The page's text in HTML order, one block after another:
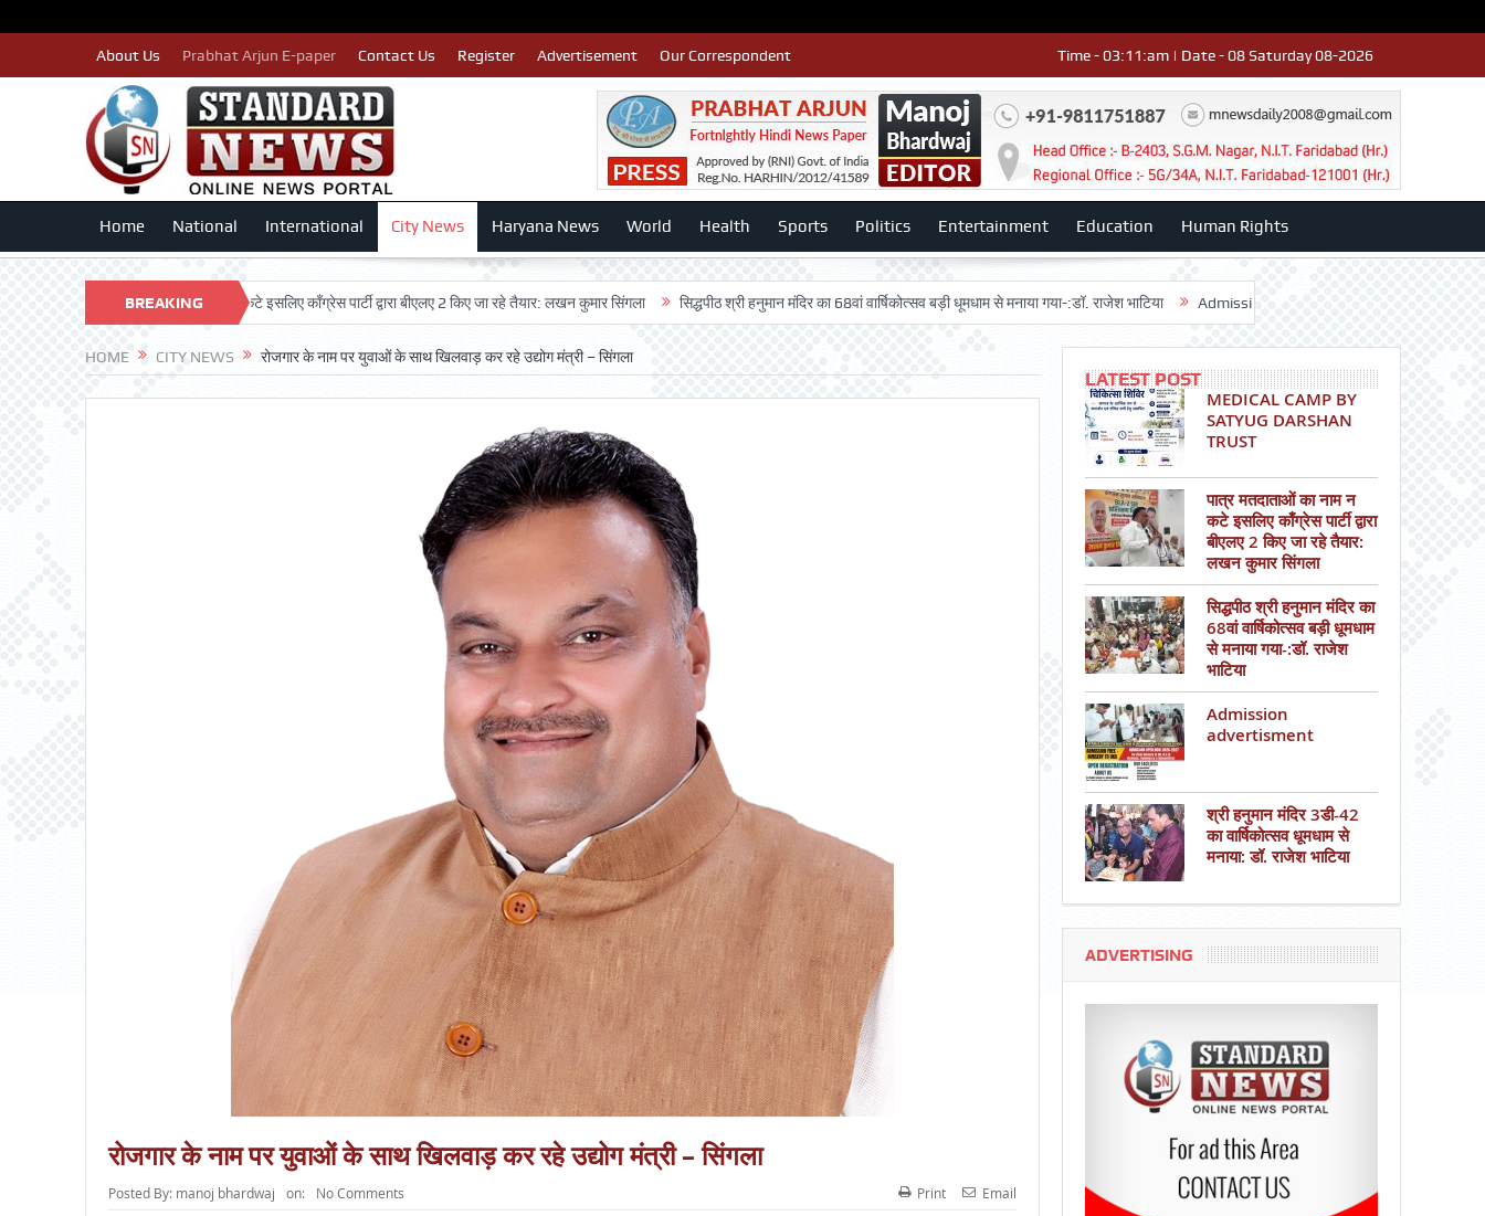
About Us Prabhat Arjun E-paper Contact Us Register Advertisement Our Correspondent Time - 03:11:am | Date - 08 Saturday 08-2026
Home National International City News Haryana News World Health Sports Politics Entertainment Education Human Rights
BREAKING
NEWS
पात्र मतदाताओं का नाम न कटे इसलिए काँग्रेस पार्टी द्वारा बीएलए 2 किए जा रहे तैयार: लखन कुमार सिंगला सिद्धपीठ श्री हनुमान मंदिर का 68वां वार्षिकोत्सव बड़ी धूमधाम से मनाया गया-:डॉ. राजेश भाटिया Admission advertisment श्री हनुमान मंदिर 3डी-42
HOME CITY NEWS रोजगार के नाम पर युवाओं के साथ खिलवाड़ कर रहे उद्योग मंत्री – सिंगला
रोजगार के नाम पर युवाओं के साथ खिलवाड़ कर रहे उद्योग मंत्री – सिंगला
Posted By: manoj bhardwaj on: No Comments Print Email
LATEST POST
MEDICAL CAMP BY
SATYUG DARSHAN
TRUST
पात्र मतदाताओं का नाम न
कटे इसलिए काँग्रेस पार्टी द्वारा
बीएलए 2 किए जा रहे तैयार:
लखन कुमार सिंगला
सिद्धपीठ श्री हनुमान मंदिर का
68वां वार्षिकोत्सव बड़ी धूमधाम
से मनाया गया-:डॉ. राजेश
भाटिया
Admission
advertisment
श्री हनुमान मंदिर 3डी-42
का वार्षिकोत्सव धूमधाम से
मनाया: डॉ. राजेश भाटिया
ADVERTISING